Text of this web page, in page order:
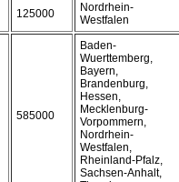
125000
Nordrhein-
Westfalen
585000
Baden-
Wuerttemberg,
Bayern,
Brandenburg,
Hessen,
Mecklenburg-
Vorpommern,
Nordrhein-
Westfalen,
Rheinland-Pfalz,
Sachsen-Anhalt,